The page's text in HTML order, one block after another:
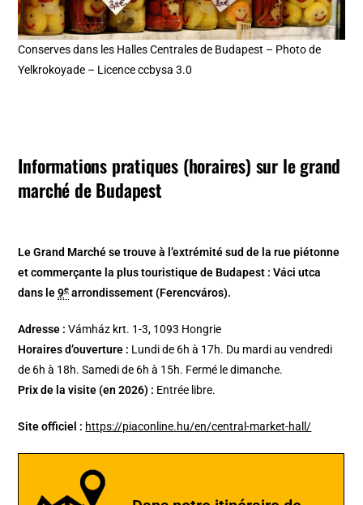
Conserves dans les Halles Centrales de Budapest – Photo de
Yelkrokoyade – Licence ccbysa 3.0
Informations pratiques (horaires) sur le grand
marché de Budapest
Le Grand Marché se trouve à l’extrémité sud de la rue piétonne
et commerçante la plus touristique de Budapest : Váci utca
dans le9e arrondissement (Ferencváros).
Adresse : Vámház krt. 1-3, 1093 Hongrie
Horaires d’ouverture : Lundi de 6h à 17h. Du mardi au vendredi
de 6h à 18h. Samedi de 6h à 15h. Fermé le dimanche.
Prix de la visite (en 2026) : Entrée libre.
Site officiel : https://piaconline.hu/en/central-market-hall/